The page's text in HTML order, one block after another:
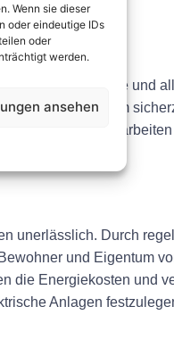
Wenn sie dieser
oder eindeutige IDs
oder
werden.
ansehen
der Anlage und
durchführen, um
oder
unerlässlich. Durch
und Eigentum
die Energiekosten und
Anlagen